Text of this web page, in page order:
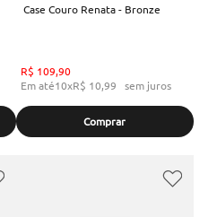
Case Couro Renata - Bronze
R$ 109,90
Em até10xR$ 10,99 sem juros
Comprar